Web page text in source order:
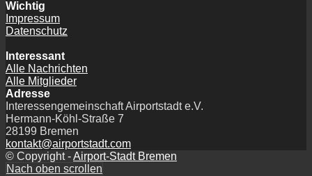
Wichtig
Impressum
Datenschutz
Interessant
Alle Nachrichten
Alle Mitglieder
Adresse
Interessengemeinschaft Airportstadt e.V.
Hermann-Köhl-Straße 7
28199 Bremen
kontakt@airportstadt.com
© Copyright -Airport-Stadt Bremen
Nach oben scrollen